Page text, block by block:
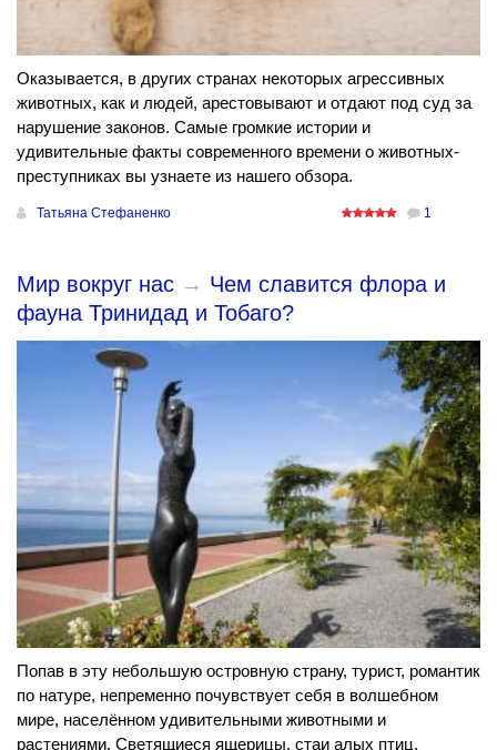
Оказывается, в других странах некоторых агрессивных
животных, как и людей, арестовывают и отдают под суд за
нарушение законов. Самые громкие истории и
удивительные факты современного времени о животных-
преступниках вы узнаете из нашего обзора.
Татьяна Стефаненко 1
Мир вокруг нас → Чем славится флора и
фауна Тринидад и Тобаго?
Попав в эту небольшую островную страну, турист, романтик
по натуре, непременно почувствует себя в волшебном
мире, населённом удивительными животными и
растениями. Светящиеся ящерицы, стаи алых птиц,